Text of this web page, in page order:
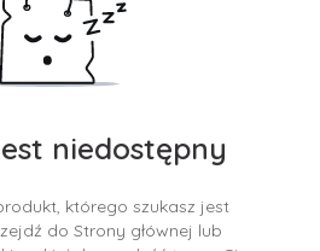
niedostępny
którego szukasz jest
do Strony głównej lub